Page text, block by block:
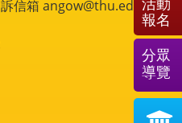
信箱 angow@thu.edu.tw
報名
分眾
導覽